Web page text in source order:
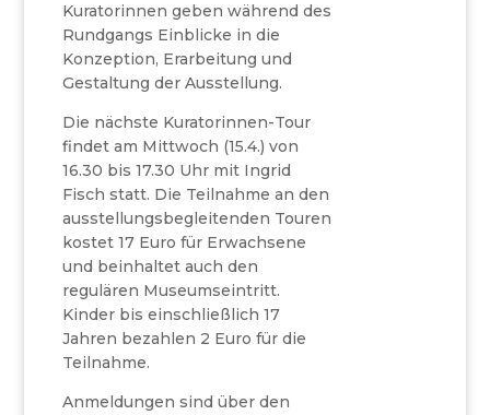
Kuratorinnen geben während des
Rundgangs Einblicke in die
Konzeption, Erarbeitung und
Gestaltung der Ausstellung.
Die nächste Kuratorinnen-Tour
findet am Mittwoch (15.4.) von
16.30 bis 17.30 Uhr mit Ingrid
Fisch statt. Die Teilnahme an den
ausstellungsbegleitenden Touren
kostet 17 Euro für Erwachsene
und beinhaltet auch den
regulären Museumseintritt.
Kinder bis einschließlich 17
Jahren bezahlen 2 Euro für die
Teilnahme.
Anmeldungen sind über den